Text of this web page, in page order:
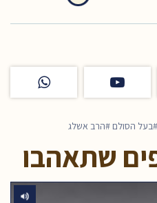
בעל הסולם הרב אשלג
שתאהבו